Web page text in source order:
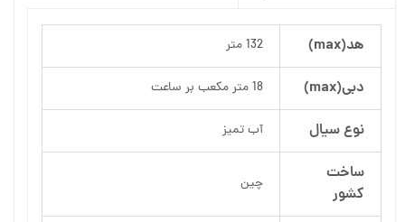
هد(max) 132 متر
دبی(max) 18 متر مکعب بر ساعت
نوع سیال آب تمیز
ساخت
کشور
چین